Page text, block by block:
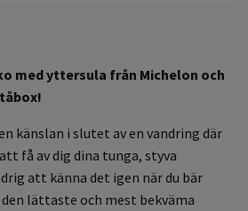
med yttersula från Michelon och
känslan i slutet av en vandring där
få av dig dina tunga, styva
att känna det igen när du bär
lättaste och mest bekväma